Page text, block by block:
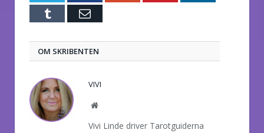
Tumblr E-
OM SKRIBENTEN
VIVI
Website
Vivi Linde driver Tarotguiderna